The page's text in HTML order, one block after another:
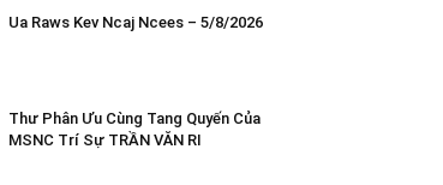
Ua Raws Kev Ncaj Ncees – 5/8/2026
Thư Phân Ưu Cùng Tang Quyến Của
MSNC Trí Sự TRẦN VĂN RI